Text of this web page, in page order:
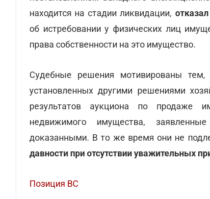
находится на стадии ликвидации,
об истребовании у физических лиц
права собственности на это имущество.
Судебные решения мотивированы тем,
установленных другими решениями
результатов аукциона по продаже
недвижимого имущества,
доказанными. В то же время они не
давности при отсутствии уважительных
Позиция ВС